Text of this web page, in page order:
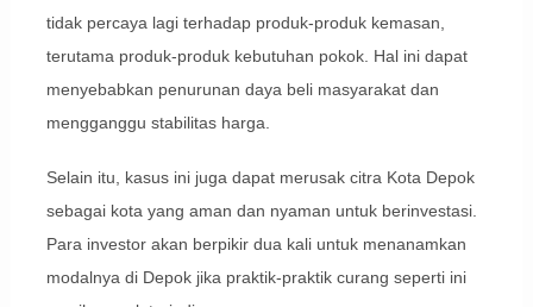
tidak percaya lagi terhadap produk-produk kemasan,
terutama produk-produk kebutuhan pokok. Hal ini dapat
menyebabkan penurunan daya beli masyarakat dan
mengganggu stabilitas harga.
Selain itu, kasus ini juga dapat merusak citra Kota Depok
sebagai kota yang aman dan nyaman untuk berinvestasi.
Para investor akan berpikir dua kali untuk menanamkan
modalnya di Depok jika praktik-praktik curang seperti ini